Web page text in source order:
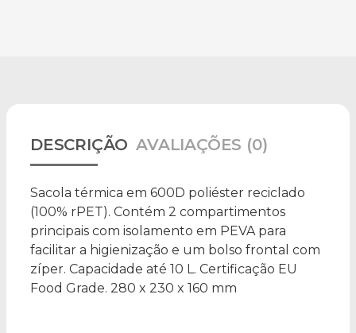
DESCRIÇÃO AVALIAÇÕES (0)
Sacola térmica em 600D poliéster reciclado
(100% rPET). Contém 2 compartimentos
principais com isolamento em PEVA para
facilitar a higienização e um bolso frontal com
zíper. Capacidade até 10 L. Certificação EU
Food Grade. 280 x 230 x 160 mm